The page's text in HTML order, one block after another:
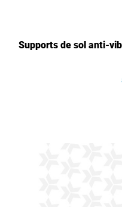
Supports de sol anti-